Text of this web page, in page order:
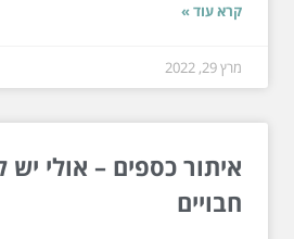
קרא עוד »
מרץ 29, 2022
איתור כספים – אולי יש
חבויים